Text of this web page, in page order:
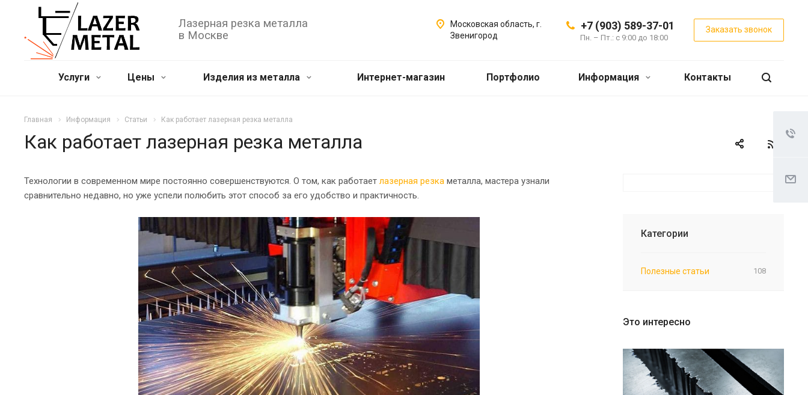
Лазерная резка металла
в Москве
+7 (903) 589-37-01
Пн. – Пт.: с 9:00 до 18:00
Заказать звонок
Московская область, г.
Звенигород
Услуги Цены Изделия из металла Интернет-магазин Портфолио Информация Контакты
Главная Информация Статьи Как работает лазерная резка металла
Как работает лазерная резка металла
Технологии в современном мире постоянно совершенствуются. О том, как работает лазерная резка металла, мастера узнали
сравнительно недавно, но уже успели полюбить этот способ за его удобство и практичность.
Категории
Полезные статьи 108
Это интересно